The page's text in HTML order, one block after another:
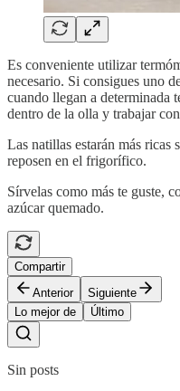
Es conveniente utilizar
necesario. Si consigues uno
cuando llegan a determinada
dentro de la olla y trabajar
Las natillas estarán más ricas
reposen en el frigorífico.
Sírvelas como más te guste,
azúcar quemado.
Compartir
Anterior
Siguiente
Lo mejor de
Último
Sin posts